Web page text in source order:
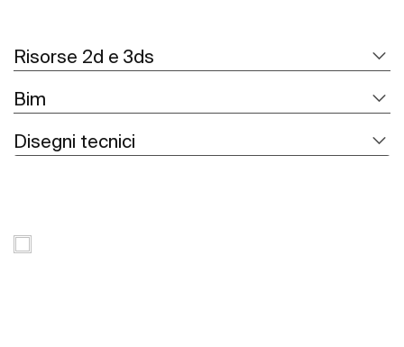
Risorse 2d e 3ds
Bim
Disegni tecnici